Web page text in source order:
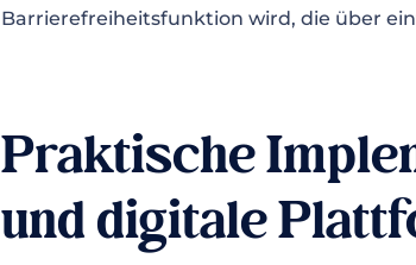
Barrierefreiheitsfunktion wird, die über
Praktische
und digitale